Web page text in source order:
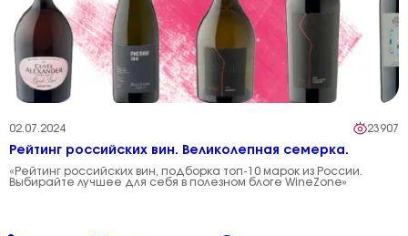
02.07.2024 23907
Рейтинг российских вин. Великолепная семерка.
«Рейтинг российских вин, подборка топ-10 марок из России.
Выбирайте лучшее для себя в полезном блоге WineZone»